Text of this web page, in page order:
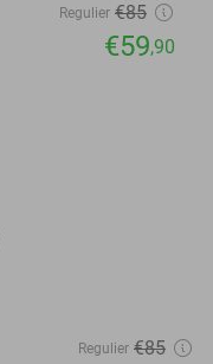
Regulier €85
€59,90
Regulier €85